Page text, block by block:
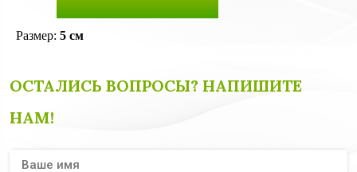
Размер: 5 см
ОСТАЛИСЬ ВОПРОСЫ? НАПИШИТЕ
НАМ!